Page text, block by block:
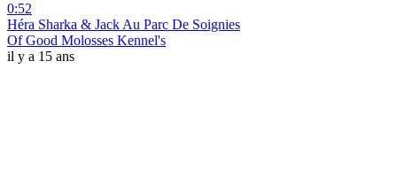
0:52
Héra Sharka & Jack Au Parc De Soignies
Of Good Molosses Kennel's
il y a 15 ans